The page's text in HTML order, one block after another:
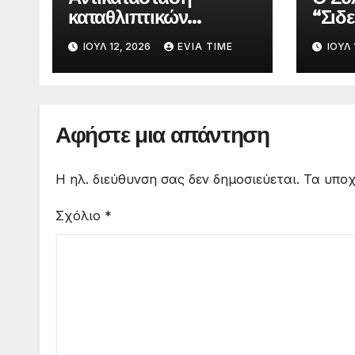
καταθλιπτικών
αγωγών αποχέτευσης
στη Χαλκίδα τον
Αύγουστο
ΙΟΎΛ 12, 2026 EVIA TIME ΙΟΎΛ
Αφήστε μια απάντηση
Η ηλ. διεύθυνση σας δεν δημοσιεύεται. Τα
Σχόλιο *